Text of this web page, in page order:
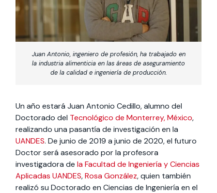
Juan Antonio, ingeniero de profesión, ha trabajado en
la industria alimenticia en las áreas de aseguramiento
de la calidad e ingeniería de producción.
Un año estará Juan Antonio Cedillo, alumno del
Doctorado del Tecnológico de Monterrey, México,
realizando una pasantía de investigación en la
UANDES. De junio de 2019 a junio de 2020, el futuro
Doctor será asesorado por la profesora
investigadora de la Facultad de Ingeniería y Ciencias
Aplicadas UANDES,Rosa González, quien también
realizó su Doctorado en Ciencias de Ingeniería en el